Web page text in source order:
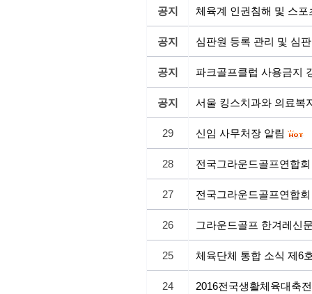
공지 체육계 인권침해 및 스
공지 심판원 등록 관리 및 심
공지 파크골프클럽 사용금지
공지 서울 킹스치과와 의료복
29 신임 사무처장 알림
28 전국그라운드골프연합
27 전국그라운드골프연합
26 그라운드골프 한겨레신
25 체육단체 통합 소식 제6
24 2016전국생활체육대축